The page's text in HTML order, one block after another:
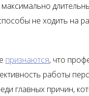
не ходить на
признаются, что
работы
главных причин,